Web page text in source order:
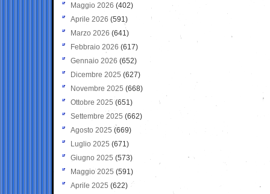
Maggio 2026 (402)
Aprile 2026 (591)
Marzo 2026 (641)
Febbraio 2026 (617)
Gennaio 2026 (652)
Dicembre 2025 (627)
Novembre 2025 (668)
Ottobre 2025 (651)
Settembre 2025 (662)
Agosto 2025 (669)
Luglio 2025 (671)
Giugno 2025 (573)
Maggio 2025 (591)
Aprile 2025 (622)